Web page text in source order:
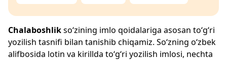
Chalaboshlikso‘zining imlo qoidalariga asosan to‘g‘ri
yozilish tasnifi bilan tanishib chiqamiz. So‘zning o‘zbek
alifbosida lotin va kirillda to‘g‘ri yozilish imlosi, nechta